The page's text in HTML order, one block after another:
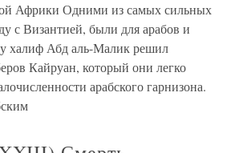
Африки Одними из самых сильных
с Византией, были для арабов и
халиф Абд аль-Малик решил
Кайруан, который они легко
арабского гарнизона.